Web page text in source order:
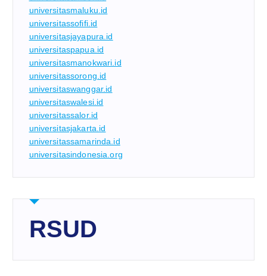
universitasmaluku.id
universitassofifi.id
universitasjayapura.id
universitaspapua.id
universitasmanokwari.id
universitassorong.id
universitaswanggar.id
universitaswalesi.id
universitassalor.id
universitasjakarta.id
universitassamarinda.id
universitasindonesia.org
RSUD